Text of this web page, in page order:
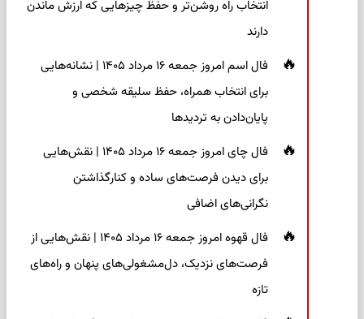
انتخاب راه روشن‌تر و حفظ چیزهایی که ارزش ماندن
دارند
فال اسم امروز جمعه ۱۶ مرداد ۱۴۰۵ | نشانه‌هایی
برای انتخاب همراه، حفظ سلیقه شخصی و
پایان‌دادن به تردیدها
فال چای امروز جمعه ۱۶ مرداد ۱۴۰۵ | نقش‌هایی
برای دیدن فرصت‌های ساده و کنارگذاشتن
نگرانی‌های اضافی
فال قهوه امروز جمعه ۱۶ مرداد ۱۴۰۵ | نقش‌هایی از
فرصت‌های نزدیک، دل‌مشغولی‌های پنهان و راه‌های
تازه